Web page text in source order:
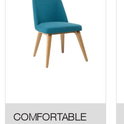
COMFORTABLE